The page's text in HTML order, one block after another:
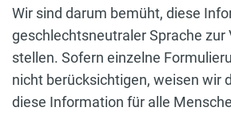
Wir sind darum bemüht, diese
geschlechtsneutraler Sprache zur
stellen. Sofern einzelne
nicht berücksichtigen, weisen wir
diese Information für alle